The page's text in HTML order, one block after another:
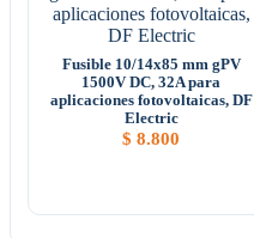
Fusible 10/14x85 mm gPV
1500V DC, 32A para
aplicaciones fotovoltaicas, DF
Electric
$ 8.800